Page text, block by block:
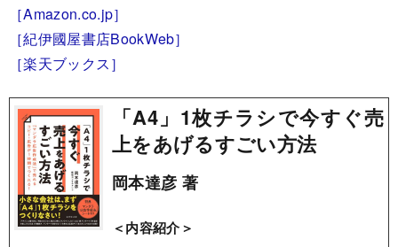
［Amazon.co.jp］
［紀伊國屋書店BookWeb］
［楽天ブックス］
「A4」1枚チラシで今すぐ売
上をあげるすごい方法
岡本達彦 著
＜内容紹介＞